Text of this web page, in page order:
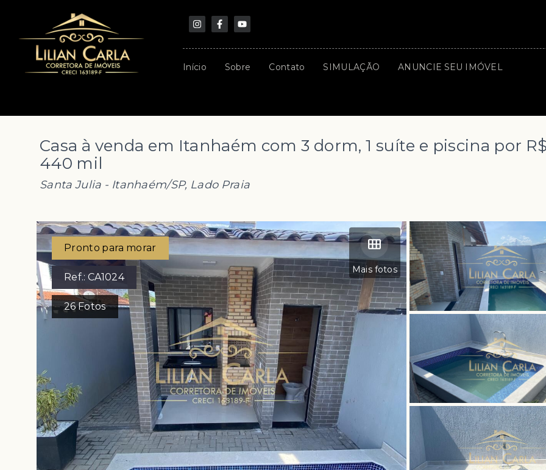
Início Sobre Contato SIMULAÇÃO ANUNCIE SEU IMÓVEL
Casa à venda em Itanhaém com 3 dorm, 1 suíte e piscina por R$
440 mil
Santa Julia - Itanhaém/SP, Lado Praia
Mais fotos
Pronto para morar
Ref.:CA1024
26Fotos